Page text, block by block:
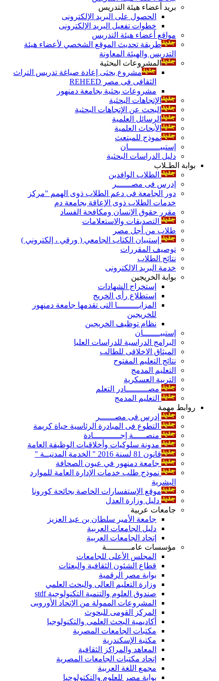
بريد أعضاء هيئة التدريس
الحصول على البريد الإلكترونى
خطوات تفعيل البريد الإلكترونى
مواقع أعضاء هيئة التدريس
طريقة تحديث الموقع الشخصي لأعضاء هيئة
التدريس والهيئة المعاونة
المشروعات البحثية
مشروع بحثى إعادة صياغة تدريس التراث
الثقافى فى مصر REHEED
مشروعات بحثية بجامعة دمنهور
الإتجاهات البحثية
البحث عن الإتجاهات البحثية
الرسائل العلمية
الأبحاث العلمية
نموذج للمبتعث
إستبيـــــــــــــان
دليل الدراسات البحثية
بوابة الطـلاب
الطلاب الوافدين
إدرس فى مصــــــر
دور الجامعة فى دعم الطلاب ذوى الهمم "مركز
خدمات الطلاب ذوى الإعاقة بجامعة دم
مقرر حقوق الإنسان ومكافحة الفساد
التصديقات والاستعلامات
طلاب من أجل مصر
إستبيان الكتاب الجامعي ( ورقي ، إلكتروني )
توصيف المقررات
نتائج الطلاب
خدمة البريد الالكترونى
بوابة الخريجين
إستخراج الشهادات
إستطلاع رأى الخريج
المزايـــــــــا التى تقدمها جامعة دمنهور
للخريجين
نظام توظيف الخريجين
إستبيـــــــان
البرامج الدراسية للدراسات العليا
الميثاق الاخلاقى للطالب
نتائج التعليم المفتوح
التعليم المدمج
التربية العسكرية
مصـــــــــادر التعلم
التعليم المدمج
روابط مهمة
إدرس فى مصــــــر
التطوع فى المبادرة الرئاسية حياة كريمة
منصـــــة إجـــــــــــادة
مدونة سلوكيات وأخلاقيات الوظيفة العامة
قانون 81 لسنة 2016 " الخدمة المدنيــة "
جامعة دمنهور في عيون الصحافة
نموذج طلب خدمات الإدارة العامة للموارد
البشرية
موقع الإستفسارات الخاصة بجائحة كورونا
دليل وزارة العدل
جامعات عربية
جامعة الأمير سلطان بن عبد العزيز
دليل الجامعات العربية
إتحاد الجامعات العربية
مؤسسات عامــــــــــة
المجلس الأعلى للجامعات
قطاع الشئون الثقافية والبعثات
بوابة مصر الرقمية
وزارة التعليم العالى والبحث العلمي
صندوق العلوم والتنمية التكنولوجية stdf
المشروعات الممولة من الإتحاد الأوروبى
المركز القومى للبحوث
أكاديمية البحث العلمى والتكنولوجيا
مكتبات الجامعات المصرية
مكتبة الإسكندرية
المعاهد والمراكز الثقافية
إتحاد مكتبات الجامعات المصرية
مجمع اللغة العربية
بوابة مصر للعلوم والتكتولوجيا